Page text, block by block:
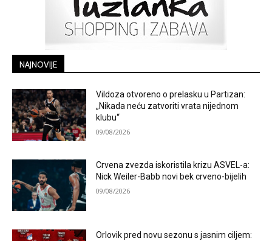
NAJNOVIJE
Vildoza otvoreno o prelasku u Partizan:
„Nikada neću zatvoriti vrata nijednom
klubu“
09/08/2026
Crvena zvezda iskoristila krizu ASVEL-a:
Nick Weiler-Babb novi bek crveno-bijelih
09/08/2026
Orlovik pred novu sezonu s jasnim ciljem: